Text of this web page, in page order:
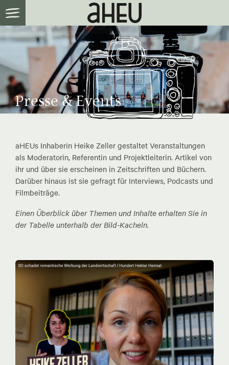
Presse & Events
aHEUs Inhaberin Heike Zeller gestaltet Veranstaltungen
als Moderatorin, Referentin und Projektleiterin. Artikel von
ihr und über sie erscheinen in Zeitschriften und Büchern.
Darüber hinaus ist sie gefragt für Interviews, Podcasts und
Filmbeiträge.
Einen Überblick über Themen und Inhalte erhalten Sie in
der Tabelle unterhalb der Bild-Kacheln.